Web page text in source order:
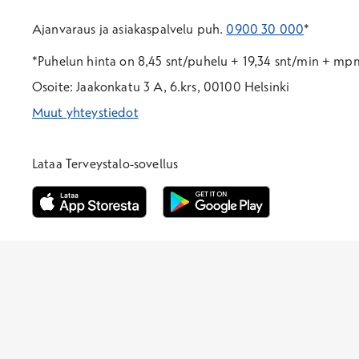
Ajanvaraus ja asiakaspalvelu puh. 0900 30 000*
*Puhelun hinta on 8,45 snt/puhelu + 19,34 snt/min +
Osoite: Jaakonkatu 3 A, 6.krs, 00100 Helsinki
Muut yhteystiedot
Lataa Terveystalo-sovellus